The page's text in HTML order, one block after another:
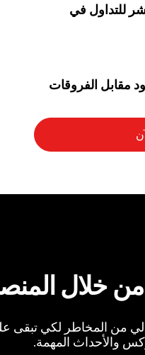
للتداول في
مقابل الفروقات
خلال
من المخاطر لكي تبقى
والأحداث المهمة.